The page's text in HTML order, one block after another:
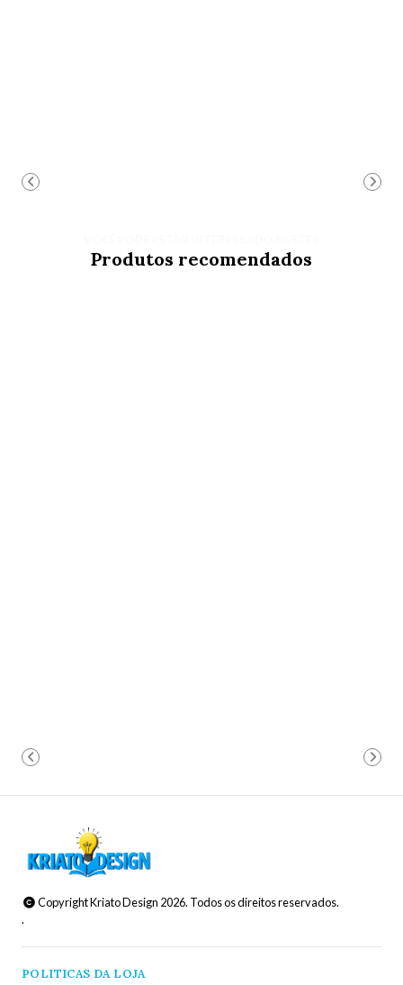
Produtos recomendados
Copyright Kriato Design 2026. Todos os direitos reservados.
.
POLITICAS DA LOJA